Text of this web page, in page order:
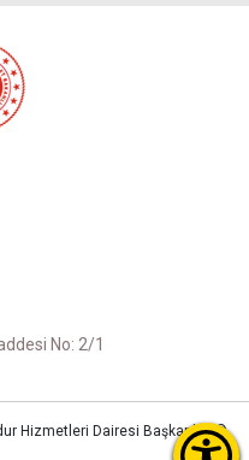
No: 2/1
Hizmetleri Dairesi Başkanlığı ©